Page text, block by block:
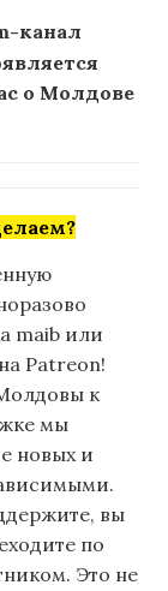
канал
о Молдове
maib или
Patreon!
к
мы
новых и
вы
по
Это не